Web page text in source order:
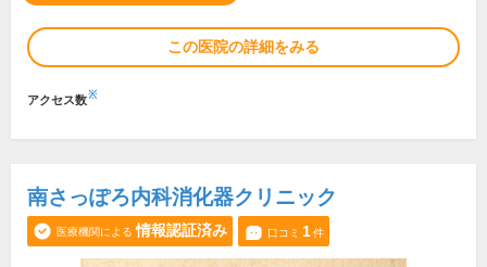
この医院の詳細をみる
アクセス数※
南さっぽろ内科消化器クリニック
医療機関による 情報認証済み 口コミ 1件